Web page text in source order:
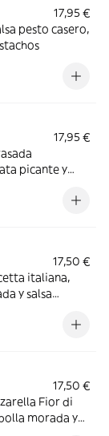
17,95 €
pesto casero,
17,95 €
picante y
17,50 €
italiana,
y salsa
17,50 €
Fior di
morada y